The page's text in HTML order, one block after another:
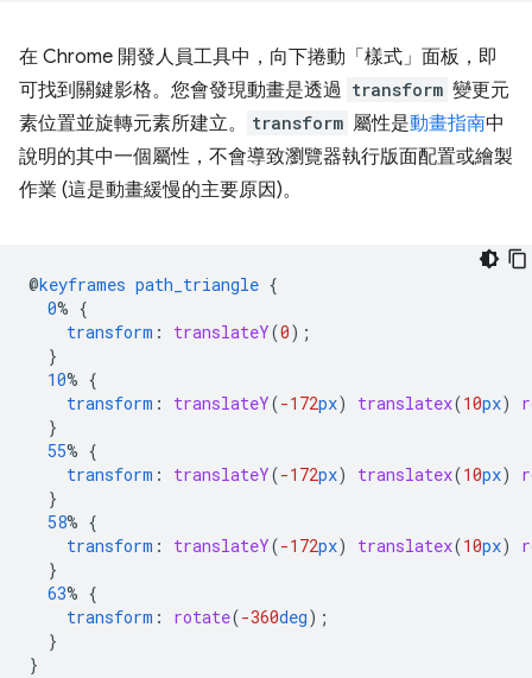
在 Chrome 開發人員工具中，向下捲動「樣式」面板，即
可找到關鍵影格。您會發現動畫是透過 transform 變更元
素位置並旋轉元素所建立。
transform 屬性是動畫指南中
說明的其中一個屬性，不會導致瀏覽器執行版面配置或繪製
作業 (這是動畫緩慢的主要原因)。
@keyframes path_triangle {
0% {
transform : translateY(0);
}
10% {
transform : translateY(-172px) translatex(10px)
}
55% {
transform : translateY(-172px) translatex(10px)
}
58% {
transform : translateY(-172px) translatex(10px)
}
63% {
transform : rotate(-360deg);
}
}